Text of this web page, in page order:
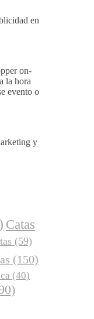
en
on-
la hora
evento o
y
Catas
(59)
(150)
(40)